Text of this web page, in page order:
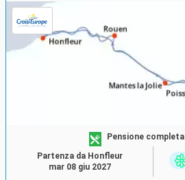
Pensione completa
Partenza da Honfleur
mar 08 giu 2027